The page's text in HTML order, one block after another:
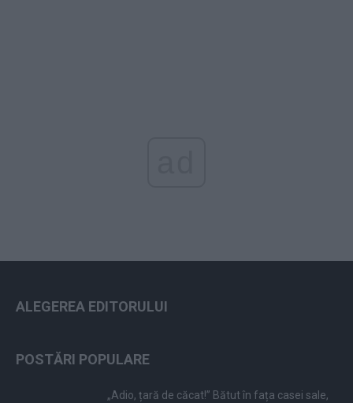
ALEGEREA EDITORULUI
POSTĂRI POPULARE
„Adio, țară de căcat!” Bătut în fața casei sale,